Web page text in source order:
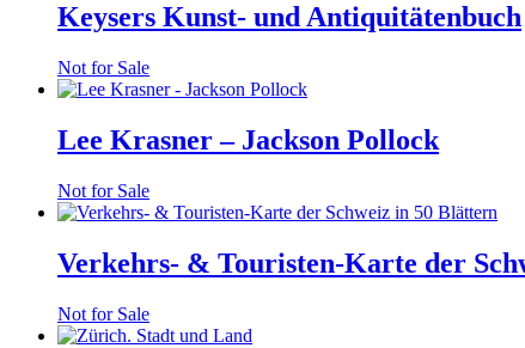
Keysers Kunst- und Antiquitätenbuch
Not for Sale
Lee Krasner – Jackson Pollock
Not for Sale
Verkehrs- & Touristen-Karte der
Not for Sale